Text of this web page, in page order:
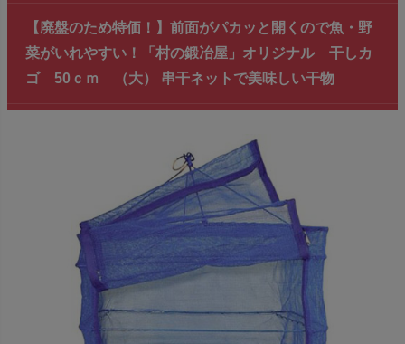
【廃盤のため特価！】前面がパカッと開くので魚・野
菜がいれやすい！「村の鍛冶屋」オリジナル 干しカ
ゴ 50ｃｍ （大） 串干ネットで美味しい干物